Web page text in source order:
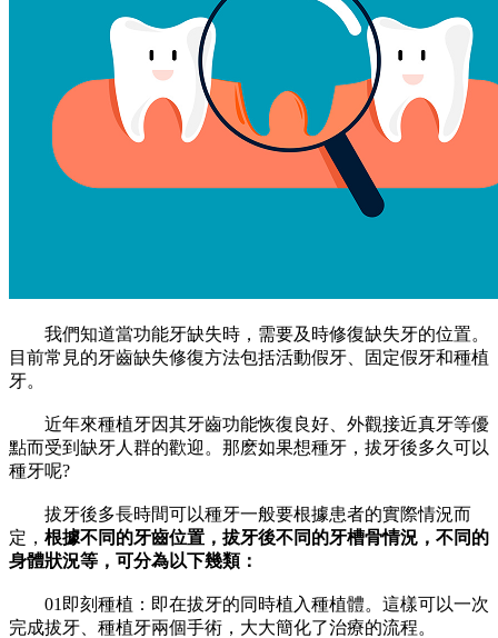
我們知道當功能牙缺失時，需要及時修復缺失牙的位置。
目前常見的牙齒缺失修復方法包括活動假牙、固定假牙和種植
牙。
近年來種植牙因其牙齒功能恢復良好、外觀接近真牙等優
點而受到缺牙人群的歡迎。那麽如果想種牙，拔牙後多久可以
種牙呢?
拔牙後多長時間可以種牙一般要根據患者的實際情況而
定， 根據不同的牙齒位置，拔牙後不同的牙槽骨情況，不同的
身體狀況等，可分為以下幾類：
01即刻種植：即在拔牙的同時植入種植體。這樣可以一次
完成拔牙、種植牙兩個手術，大大簡化了治療的流程。